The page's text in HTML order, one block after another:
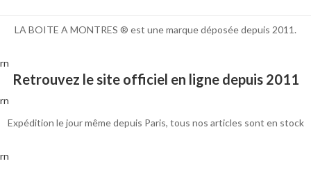
LA BOITE A MONTRES ® est une marque déposée depuis 2011.
rn
Retrouvez le site officiel en ligne depuis 2011
rn
Expédition le jour même depuis Paris, tous nos articles sont en stock
rn